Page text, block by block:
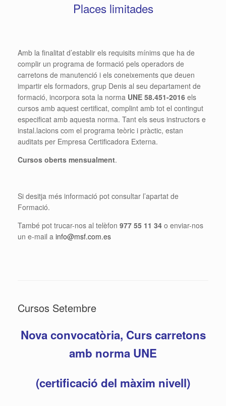
Places limitades
Amb la finalitat d’establir els requisits mínims que ha de
complir un programa de formació pels operadors de
carretons de manutenció i els coneixements que deuen
impartir els formadors, grup Denis al seu departament de
formació, incorpora sota la norma UNE 58.451-2016 els
cursos amb aquest certificat, complint amb tot el contingut
especificat amb aquesta norma. Tant els seus instructors e
instal.lacions com el programa teòric i pràctic, estan
auditats per Empresa Certificadora Externa.
Cursos oberts mensualment.
Si desitja més informació pot consultar l’apartat de
Formació.
També pot trucar-nos al telèfon 977 55 11 34 o enviar-nos
un e-mail a info@msf.com.es
Cursos Setembre
Nova convocatòria, Curs carretons
amb norma UNE
(certificació del màxim nivell)